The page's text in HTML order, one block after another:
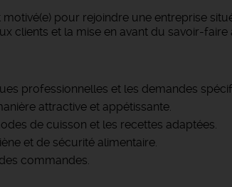
pour rejoindre une entreprise
clients et la mise en avant du savoir-faire
professionnelles et les demandes
attractive et appétissante.
de cuisson et les recettes adaptées.
et de sécurité alimentaire.
commandes.